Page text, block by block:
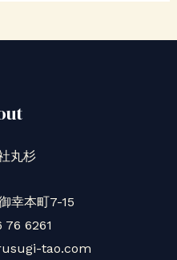
丸杉
幸本町7-15
76 6261
tao.com